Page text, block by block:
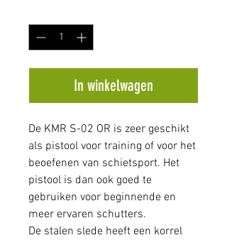
In winkelwagen
De KMR S-02 OR is zeer geschikt
als pistool voor training of voor het
beoefenen van schietsport. Het
pistool is dan ook goed te
gebruiken voor beginnende en
meer ervaren schutters.
De stalen slede heeft een korrel